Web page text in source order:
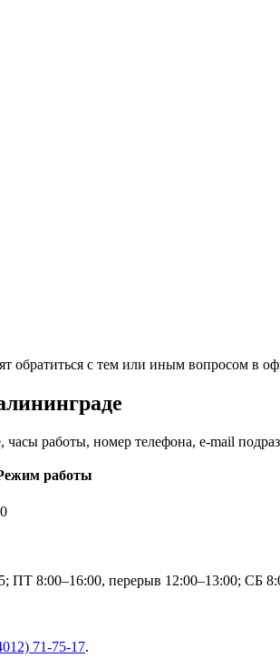
обратиться с тем или иным вопросом в
работы, номер телефона, e-mail
работы
ПТ 8:00–16:00, перерыв 12:00–13:00; СБ
71-75-17.